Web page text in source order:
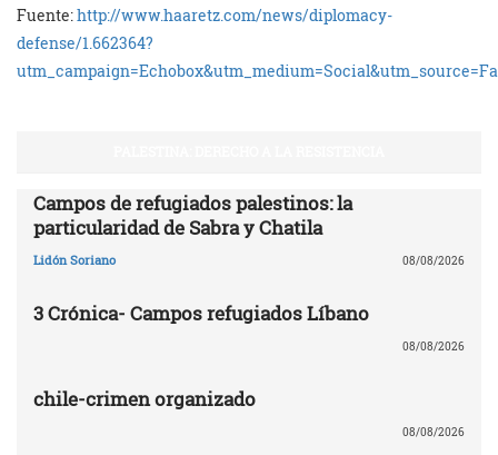
Fuente:http://www.haaretz.com/news/diplomacy-
defense/1.662364?
Campos de refugiados palestinos: la
particularidad de Sabra y Chatila
Lidón Soriano 08/08/2026
3 Crónica- Campos refugiados Líbano
08/08/2026
chile-crimen organizado
08/08/2026